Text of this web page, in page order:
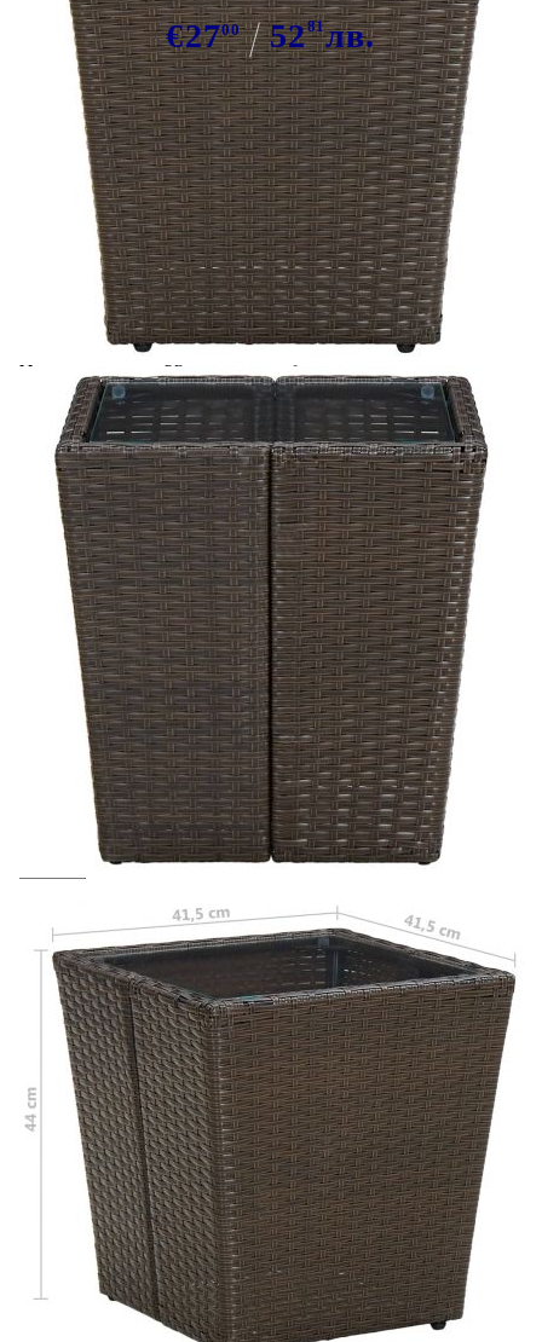
€2700 5281лв.
В наличност: 200 бр.
Време за доставка: 5 до 9 дни
Безплатна доставка до адрес при плащане по банков път
Кафяв и прозрачен
Материал:
PE ратан, прахово боядисана стоманена рамка,
закалено стъкло
Размери:
41,5 x 41,5 x 44 см (Д x Ш x В)
EAN code:
8720286089354
Дебелина на
стъклото:
5 мм
Купи на изплащане
Credit calculator
Маса за чай кафява 41,5x41,5x43 см полиратан и
закалено стъкло
Please select credit institution
Цена на продукта: €27.00
Extraction of information from credit institutions
Предоставената таблица е с информационна цел.
Добавете продукта в количката си с бутона "Добави в
количката" и при поръчка ще можете да изберете броя
вноски на кредита.
Acest tabel are caracter informativ. Adăugați produsul în
coșul de cumpărături unde veți putea selecta detaliile
cererii de creditare.
Предоставената таблица е с информационна цел.
Добавете продукта в количката си с бутона "Добави в
количката" и при поръчка ще можете да изберете броя
вноски на кредита.
Предоставената таблица е с информационна цел.
Добавете продукта в количката си с бутона "Добави в
количката" и при поръчка ще можете да изберете броя
вноски на кредита.
Предоставената таблица е с информационна цел.
Добавете продукта в количката си с бутона "Добави в
количката" и при поръчка ще можете да изберете броя
вноски на кредита.
Предоставената таблица е с информационна цел.
Добавете продукта в количката си с бутона "Добави в
количката" и при поръчка ще можете да изберете броя
вноски на кредита.